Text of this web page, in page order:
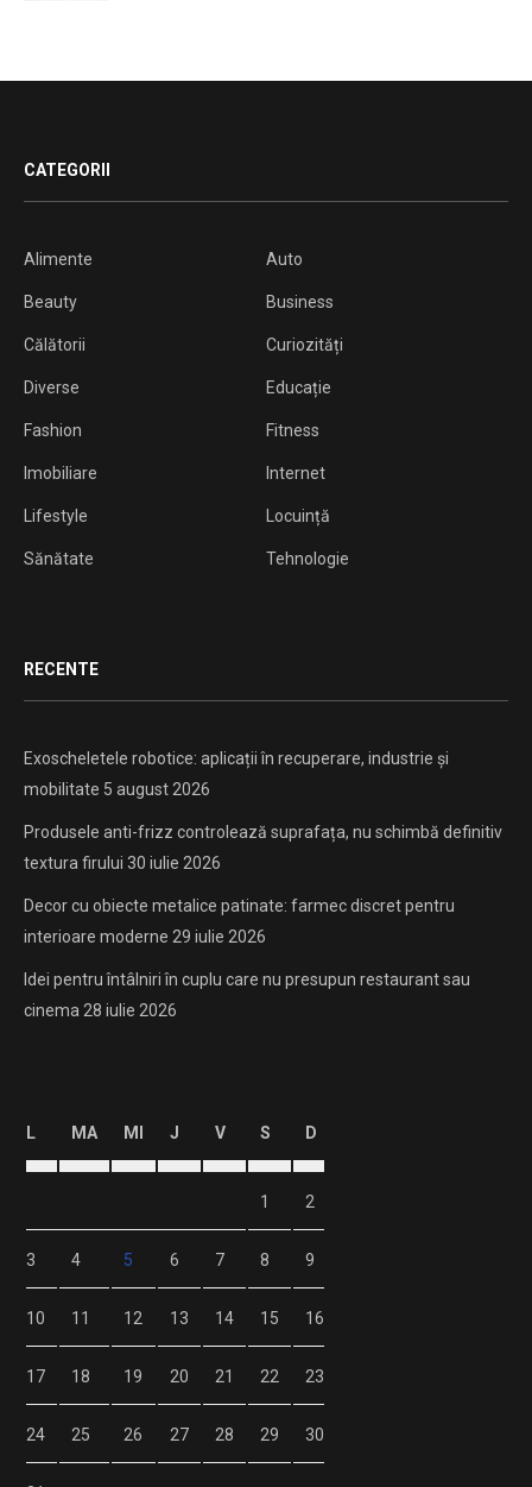
CATEGORII
Alimente Auto
Beauty Business
Călătorii Curiozități
Diverse Educație
Fashion Fitness
Imobiliare Internet
Lifestyle Locuință
Sănătate Tehnologie
RECENTE
Exoscheletele robotice: aplicații în recuperare, industrie și
mobilitate 5 august 2026
Produsele anti-frizz controlează suprafața, nu schimbă definitiv
textura firului 30 iulie 2026
Decor cu obiecte metalice patinate: farmec discret pentru
interioare moderne 29 iulie 2026
Idei pentru întâlniri în cuplu care nu presupun restaurant sau
cinema28 iulie 2026
L MA MI J V S D
1 2
3 4 5 6 7 8 9
10 11 12 13 14 15 16
17 18 19 20 21 22 23
24 25 26 27 28 29 30